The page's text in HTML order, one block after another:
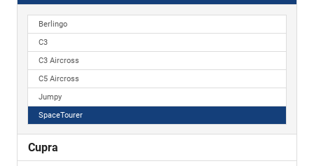
Berlingo
C3
C3 Aircross
C5 Aircross
Jumpy
SpaceTourer
Cupra